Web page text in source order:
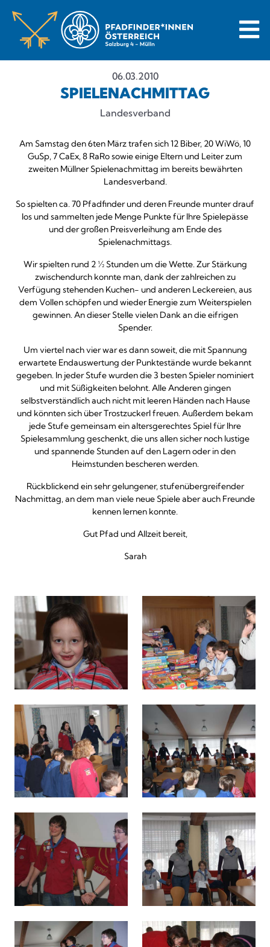
06.03.2010
SPIELENACHMITTAG
Landesverband
Am Samstag den 6ten März trafen sich 12 Biber, 20 WiWö, 10
GuSp, 7 CaEx, 8 RaRo sowie einige Eltern und Leiter zum
zweiten Müllner Spielenachmittag im bereits bewährten
Landesverband.
So spielten ca. 70 Pfadfinder und deren Freunde munter drauf
los und sammelten jede Menge Punkte für Ihre Spielepässe
und der großen Preisverleihung am Ende des
Spielenachmittags.
Wir spielten rund 2 ½ Stunden um die Wette. Zur Stärkung
zwischendurch konnte man, dank der zahlreichen zu
Verfügung stehenden Kuchen- und anderen Leckereien, aus
dem Vollen schöpfen und wieder Energie zum Weiterspielen
gewinnen. An dieser Stelle vielen Dank an die eifrigen
Spender.
Um viertel nach vier war es dann soweit, die mit Spannung
erwartete Endauswertung der Punktestände wurde bekannt
gegeben. In jeder Stufe wurden die 3 besten Spieler nominiert
und mit Süßigkeiten belohnt. Alle Anderen gingen
selbstverständlich auch nicht mit leeren Händen nach Hause
und könnten sich über Trostzuckerl freuen. Außerdem bekam
jede Stufe gemeinsam ein altersgerechtes Spiel für Ihre
Spielesammlung geschenkt, die uns allen sicher noch lustige
und spannende Stunden auf den Lagern oder in den
Heimstunden bescheren werden.
Rückblickend ein sehr gelungener, stufenübergreifender
Nachmittag, an dem man viele neue Spiele aber auch Freunde
kennen lernen konnte.
Gut Pfad und Allzeit bereit,
Sarah